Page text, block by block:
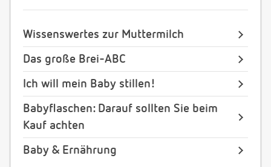
Wissenswertes zur Muttermilch
Das große Brei-ABC
Ich will mein Baby stillen!
Babyflaschen: Darauf sollten Sie beim
Kauf achten
Baby & Ernährung